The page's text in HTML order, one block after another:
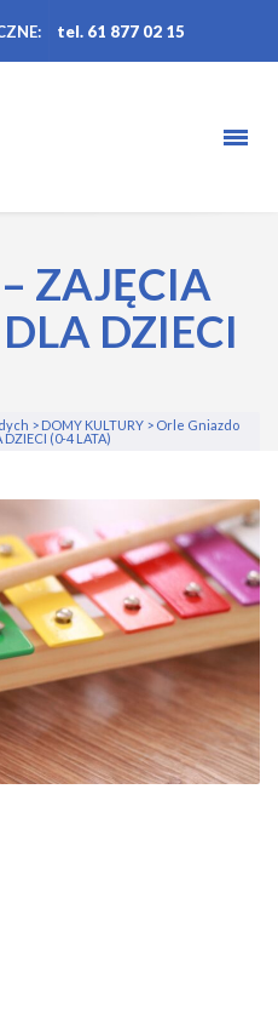
tel. 61 877 02 15
ZAJĘCIA
DZIECI
> DOMY KULTURY > Orle Gniazdo
(0-4 LATA)